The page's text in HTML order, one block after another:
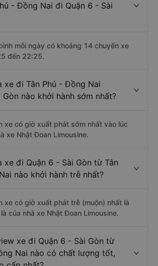
- Đồng Nai đi Quận 6 - Sài
mỗi ngày có khoảng 14 chuyến xe
đến 22:25.
xe đi Tân Phú - Đồng Nai
Gòn nào khởi hành sớm nhất?
xe có giờ xuất phát sớm nhất vào lúc
xe Nhật Đoan Limousine.
xe đi Quận 6 - Sài Gòn từ Tân
nào khởi hành trễ nhất?
xe có giờ xuất phát trễ (muộn) nhất là
của nhà xe Nhật Đoan Limousine.
xe đi Quận 6 - Sài Gòn từ
Nai nào có chất lượng tốt,